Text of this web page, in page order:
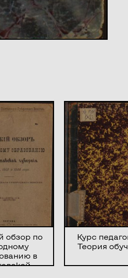
обзор по
в
Курс
Теория